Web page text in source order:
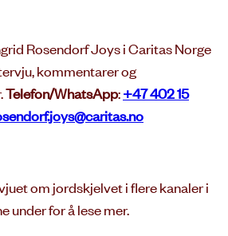
Rosendorf Joys i Caritas Norge
kommentarer og
Telefon/WhatsApp:+47 402 15
om jordskjelvet i flere kanaler i
under for å lese mer.